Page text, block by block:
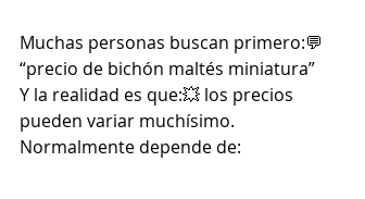
Muchas personas buscan primero:💬
“precio de bichón maltés miniatura”
Y la realidad es que:💥 los precios
pueden variar muchísimo.
Normalmente depende de: